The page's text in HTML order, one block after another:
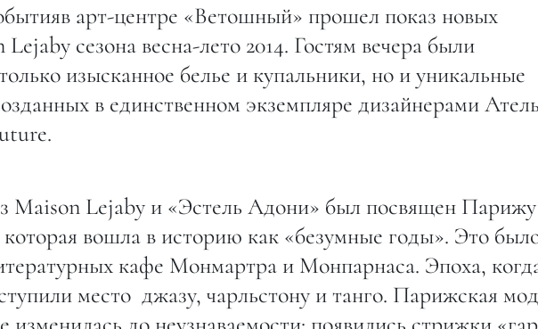
арт-центре «Ветошный» прошел показ новых
сезона веcна-лето 2014. Гостям вечера были
изысканное белье и купальники, но и уникальные
в единственном экземпляре дизайнерами
Maison Lejaby и «Эстель Адони» был посвящен Парижу
вошла в историю как «безумные годы». Это
кафе Монмартра и Монпарнаса. Эпоха,
место джазу, чарльстону и танго. Парижская